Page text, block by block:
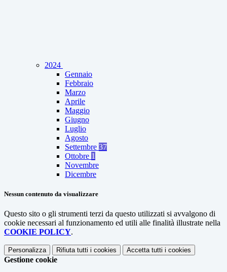
2024
Gennaio
Febbraio
Marzo
Aprile
Maggio
Giugno
Luglio
Agosto
Settembre 37
Ottobre 1
Novembre
Dicembre
Nessun contenuto da visualizzare
Questo sito o gli strumenti terzi da questo utilizzati si avvalgono di
cookie necessari al funzionamento ed utili alle finalità illustrate nella
COOKIE POLICY.
Personalizza Rifiuta tutti i cookies Accetta tutti i cookies
Gestione cookie